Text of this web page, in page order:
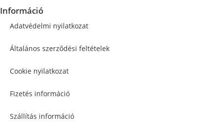
Információ
Adatvédelmi nyilatkozat
Általános szerződési feltételek
Cookie nyilatkozat
Fizetés információ
Szállítás információ